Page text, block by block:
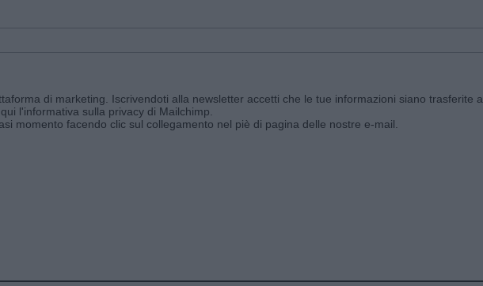
di marketing. Iscrivendoti alla newsletter accetti che le tue informazioni siano trasferite a
l'informativa sulla privacy di Mailchimp
momento facendo clic sul collegamento nel piè di pagina delle nostre e-mail.